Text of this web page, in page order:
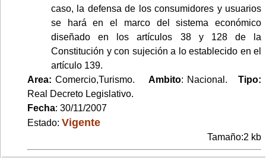
caso, la defensa de los consumidores y usuarios
se hará en el marco del sistema económico
diseñado en los artículos 38 y 128 de la
Constitución y con sujeción a lo establecido en el
artículo 139.
Area: Comercio,Turismo.Ambito: Nacional.Tipo:
Real Decreto Legislativo.
Fecha: 30/11/2007
Estado: Vigente
Tamaño:2 kb